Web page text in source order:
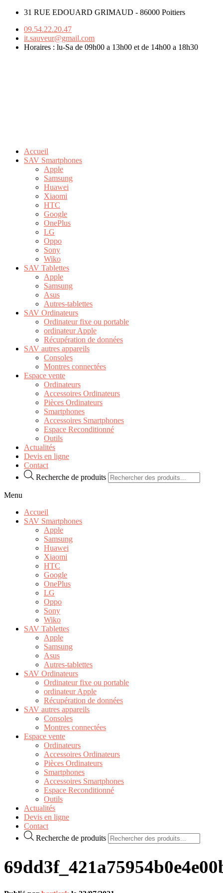
31 RUE EDOUARD GRIMAUD - 86000 Poitiers
09.54.22.20.47
it.sauveur@gmail.com
Horaires : lu-Sa de 09h00 a 13h00 et de 14h00 a 18h30
Accueil
SAV Smartphones
Apple
Samsung
Huawei
Xiaomi
HTC
Google
OnePlus
LG
Oppo
Sony
Wiko
SAV Tablettes
Apple
Samsung
Asus
Autres-tablettes
SAV Ordinateurs
Ordinateur fixe ou portable
ordinateur Apple
Récupération de données
SAV autres appareils
Consoles
Montres connectées
Espace vente
Ordinateurs
Accessoires Ordinateurs
Pièces Ordinateurs
Smartphones
Accessoires Smartphones
Espace Reconditionné
Outils
Actualités
Devis en ligne
Contact
Recherche de produits
Menu
Accueil
SAV Smartphones
Apple
Samsung
Huawei
Xiaomi
HTC
Google
OnePlus
LG
Oppo
Sony
Wiko
SAV Tablettes
Apple
Samsung
Asus
Autres-tablettes
SAV Ordinateurs
Ordinateur fixe ou portable
ordinateur Apple
Récupération de données
SAV autres appareils
Consoles
Montres connectées
Espace vente
Ordinateurs
Accessoires Ordinateurs
Pièces Ordinateurs
Smartphones
Accessoires Smartphones
Espace Reconditionné
Outils
Actualités
Devis en ligne
Contact
Recherche de produits